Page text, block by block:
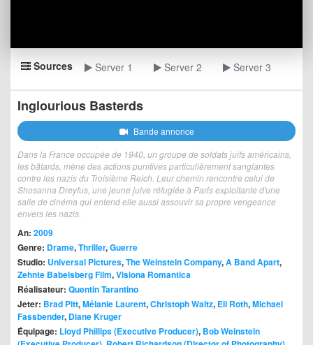
Sources Server 1 Server 2 Server 3
Inglourious Basterds
Bande annonce
Dans la France occupée de 1940, un groupe de soldats juifs américains,
les bâtards, mène des actions punitives particulièrement sanglantes
contre les nazis du Troisième Reich. Leur chemin rencontre celui de
Shosanna Dreyfus, une jeune juive réfugiée à Paris exploitante d'une
salle de cinéma qui entend elle aussi assouvir sa propre vengeance
envers les nazis.
An: 2009
Genre: Drame,Thriller,Guerre
Studio: Universal Pictures,The Weinstein Company,A Band Apart,
Zehnte Babelsberg Film,Visiona Romantica
Réalisateur: Quentin Tarantino
Jeter: Brad Pitt,Mélanie Laurent,Christoph Waltz, Eli Roth,Michael
Fassbender, Diane Kruger
Équipage: Lloyd Phillips (Executive Producer), Bob Weinstein